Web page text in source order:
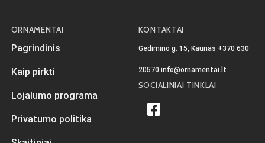
ORNAMENTAI
Pagrindinis
Kaip pirkti
Lojalumo programa
Privatumo politika
KONTAKTAI
Gedimino g. 15, Kaunas +370 630
20570 info@ornamentai.lt
SOCIALINIAI TINKLAI